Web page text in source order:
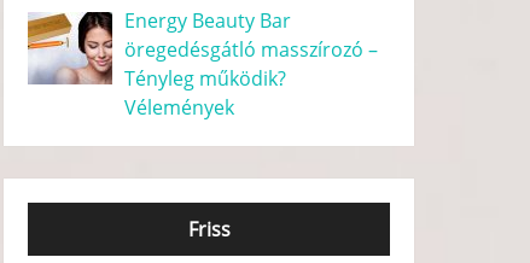
Energy Beauty Bar
öregedésgátló masszírozó –
Tényleg működik?
Vélemények
Friss